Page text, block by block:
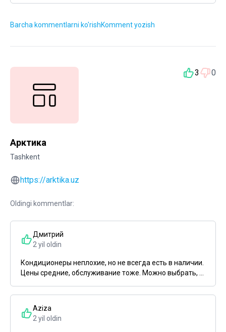
Barcha kommentlarni ko'rishKomment yozish
3 0
Арктика
Tashkent
https://arktika.uz
Oldingi kommentlar:
Дмитрий
2 yil oldin
Кондиционеры неплохие, но не всегда есть в наличии.
Цены средние, обслуживание тоже. Можно выбрать, ...
Aziza
2 yil oldin